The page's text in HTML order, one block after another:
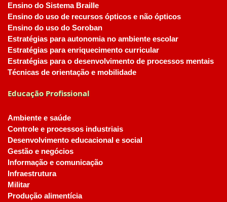
Ensino do Sistema Braille
Ensino do uso de recursos ópticos e não ópticos
Ensino do uso do Soroban
Estratégias para autonomia no ambiente escolar
Estratégias para enriquecimento curricular
Estratégias para o desenvolvimento de processos mentais
Técnicas de orientação e mobilidade
Educação Profissional
Ambiente e saúde
Controle e processos industriais
Desenvolvimento educacional e social
Gestão e negócios
Informação e comunicação
Infraestrutura
Militar
Produção alimentícia